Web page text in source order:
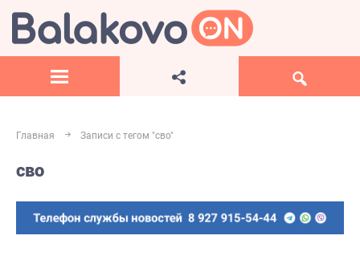
Главная Записи с тегом "сво"
сво